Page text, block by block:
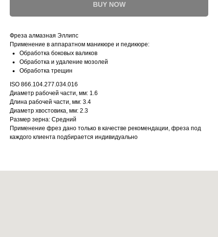
BUY NOW
Фреза алмазная Эллипс
Применение в аппаратном маникюре и педикюре:
Обработка боковых валиков
Обработка и удаление мозолей
Обработка трещин
ISO 866.104.277.034.016
Диаметр рабочей части, мм: 1.6
Длина рабочей части, мм: 3.4
Диаметр хвостовика, мм: 2.3
Размер зерна: Средний
Применение фрез дано только в качестве рекомендации, фреза под
каждого клиента подбирается индивидуально